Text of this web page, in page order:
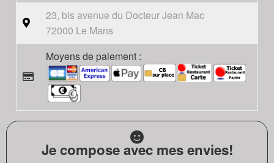
23, bis avenue du Docteur Jean Mac
72000 Le Mans
Moyens de paiement :
Je compose avec mes envies!